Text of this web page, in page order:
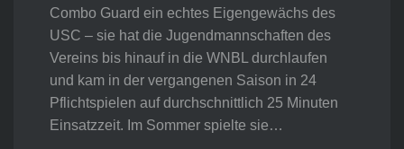
Combo Guard ein echtes Eigengewächs des
USC – sie hat die Jugendmannschaften des
Vereins bis hinauf in die WNBL durchlaufen
und kam in der vergangenen Saison in 24
Pflichtspielen auf durchschnittlich 25 Minuten
Einsatzzeit. Im Sommer spielte sie…